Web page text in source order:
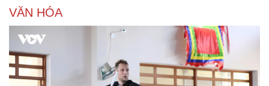
VĂN HÓA